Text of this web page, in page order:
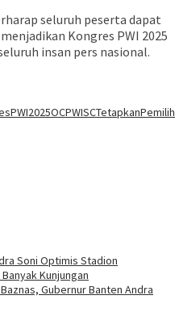
seluruh peserta dapat
Kongres PWI 2025
insan pers nasional.
OCPWISCTetapkanPemilih
Soni Optimis Stadion
Kunjungan
Gubernur Banten Andra